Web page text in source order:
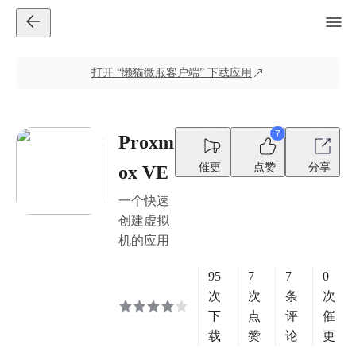
打开 “懒猫微服客户端” 下载应用
Proxm
ox VE
一个快速
创建虚拟
机的应用
催更
7
点赞 分享
95
次
下
载
7
次
点
赞
7
条
评
论
0
次
催
更